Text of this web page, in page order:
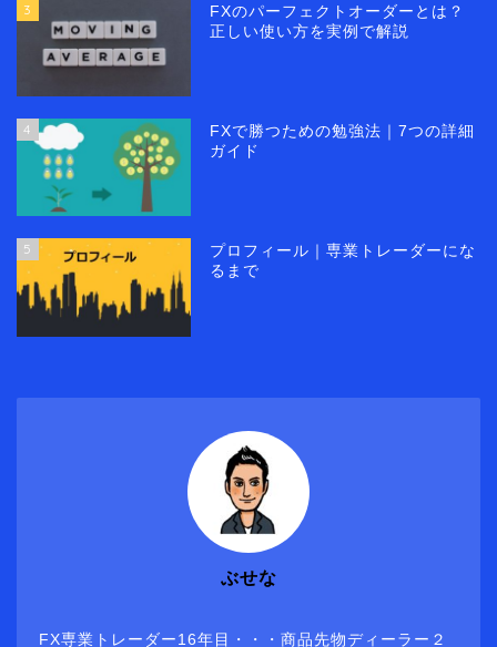
3
FXのパーフェクトオーダーとは？
正しい使い方を実例で解説
4
FXで勝つための勉強法｜7つの詳細
ガイド
5
プロフィール｜専業トレーダーにな
るまで
ぶせな
FX専業トレーダー16年目・・・商品先物ディーラー２